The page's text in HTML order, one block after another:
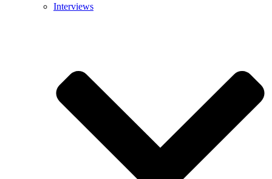
Interviews